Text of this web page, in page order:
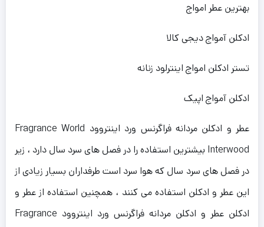
بهترین عطر امواج
ادکلن آمواج دیجی کالا
تستر ادکلن امواج اینترلود زنانه
ادکلن آمواج اپیک
عطر و ادکلن مردانه فراگرنس ورد اینتروود Fragrance World
Interwood بیشترین استفاده را در فصل های سرد سال دارد ، زیر
در فصل های سرد سال که هوا سرد است طرفداران بسیار زیادی از
این عطر و ادکلن استفاده می کنند ، همچنین استفاده از عطر و
ادکلن عطر و ادکلن مردانه فراگرنس ورد اینتروود Fragrance